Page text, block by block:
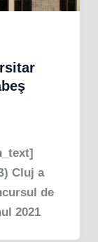
Cluj a
de
2021